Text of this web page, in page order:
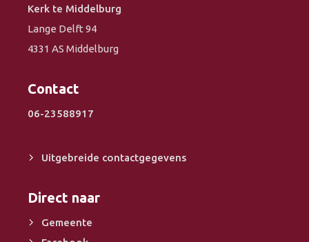
Kerk te Middelburg
Lange Delft 94
4331 AS Middelburg
Contact
06-23588917
Uitgebreide contactgegevens
Direct naar
Gemeente